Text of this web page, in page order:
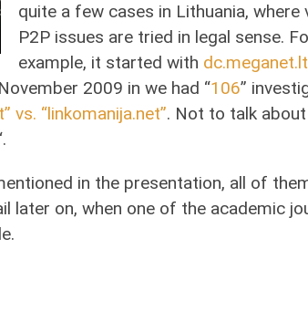
quite a few cases in Lithuania, where
P2P issues are tried in legal sense.
example, it started with
2009 in we had “106”
vs. “linkomanija.net”. Not to talk
in the presentation, all of
later on, when one of the academic